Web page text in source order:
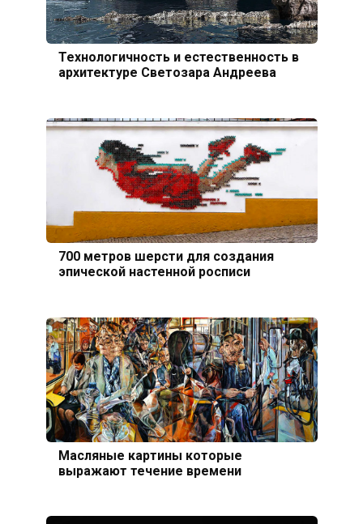
Технологичность и естественность в
архитектуре Светозара Андреева
700 метров шерсти для создания
эпической настенной росписи
Масляные картины которые
выражают течение времени